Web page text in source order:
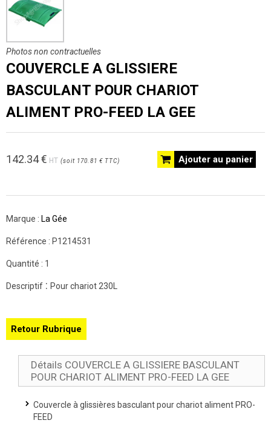
Photos non contractuelles
COUVERCLE A GLISSIERE
BASCULANT POUR CHARIOT
ALIMENT PRO-FEED LA GEE
Ajouter au panier
142.34€ HT (soit 170.81 € TTC)
Marque : La Gée
Référence : P1214531
Quantité : 1
Descriptif : Pour chariot 230L
Retour Rubrique
Détails COUVERCLE A GLISSIERE BASCULANT
POUR CHARIOT ALIMENT PRO-FEED LA GEE
Couvercle à glissières basculant pour chariot aliment PRO-
FEED